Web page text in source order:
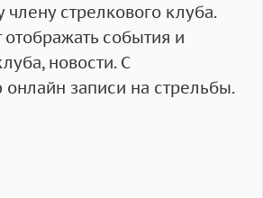
стрелкового клуба.
события и
новости. С
записи на стрельбы.